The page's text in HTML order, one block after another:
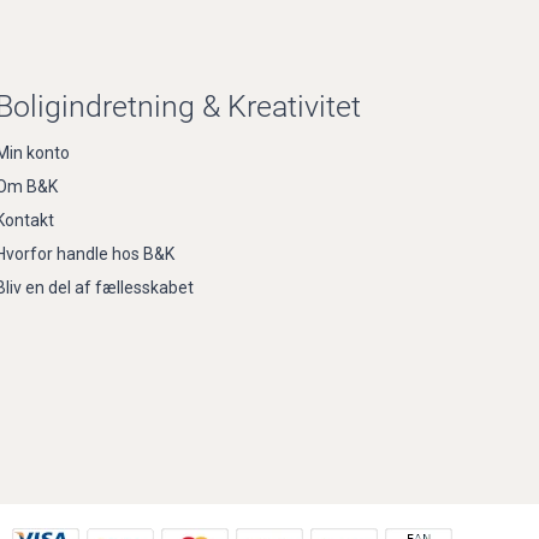
& Kreativitet
konto
B&K
handle hos B&K
en del af fællesskabet